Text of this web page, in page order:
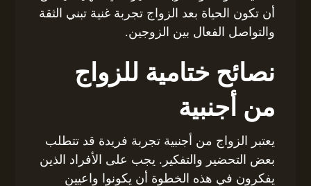
أن تكون الحياة بعد الزواج تجربة غنية تبني الثقة
والتواصل الفعال بين الزوجين.
نصائح ختامية للزواج
من أجنبية
يعتبر الزواج من أجنبية تجربة فريدة قد تتطلب
بعض التحضير والتفكير. يجب على الأفراد الذين
يفكرون في هذه الخطوة أن يكونوا واعيين